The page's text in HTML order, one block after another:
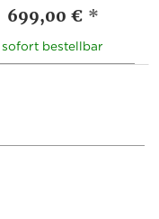
699,00 € *
sofort bestellbar